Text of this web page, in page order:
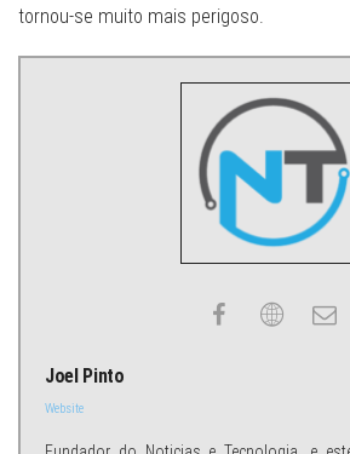
tornou-se muito mais perigoso.
Joel Pinto
Website